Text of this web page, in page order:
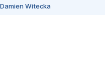
Witecka